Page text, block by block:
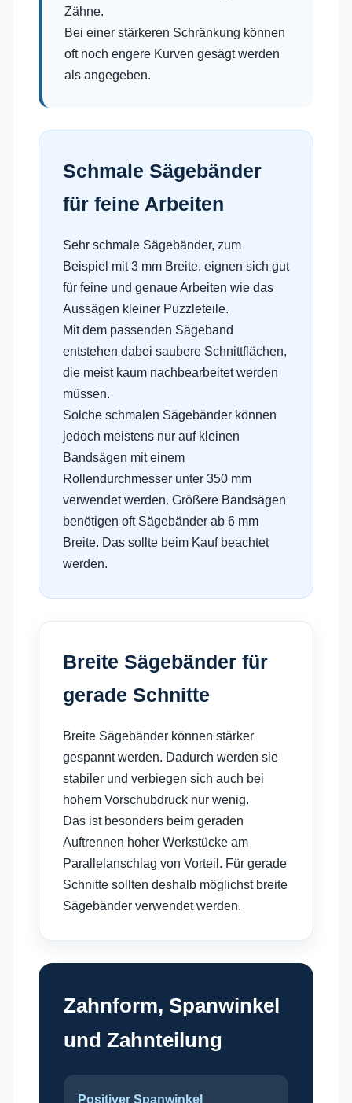
Zähne.
Bei einer stärkeren Schränkung können
oft noch engere Kurven gesägt werden
als angegeben.
Schmale Sägebänder
für feine Arbeiten
Sehr schmale Sägebänder, zum
Beispiel mit 3 mm Breite, eignen sich gut
für feine und genaue Arbeiten wie das
Aussägen kleiner Puzzleteile.
Mit dem passenden Sägeband
entstehen dabei saubere Schnittflächen,
die meist kaum nachbearbeitet werden
müssen.
Solche schmalen Sägebänder können
jedoch meistens nur auf kleinen
Bandsägen mit einem
Rollendurchmesser unter 350 mm
verwendet werden. Größere Bandsägen
benötigen oft Sägebänder ab 6 mm
Breite. Das sollte beim Kauf beachtet
werden.
Breite Sägebänder für
gerade Schnitte
Breite Sägebänder können stärker
gespannt werden. Dadurch werden sie
stabiler und verbiegen sich auch bei
hohem Vorschubdruck nur wenig.
Das ist besonders beim geraden
Auftrennen hoher Werkstücke am
Parallelanschlag von Vorteil. Für gerade
Schnitte sollten deshalb möglichst breite
Sägebänder verwendet werden.
Zahnform, Spanwinkel
und Zahnteilung
Positiver Spanwinkel